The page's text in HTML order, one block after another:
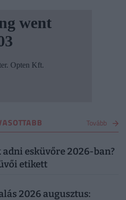
Tovább
esküvőre 2026-ban?
etikett
2026 augusztus: